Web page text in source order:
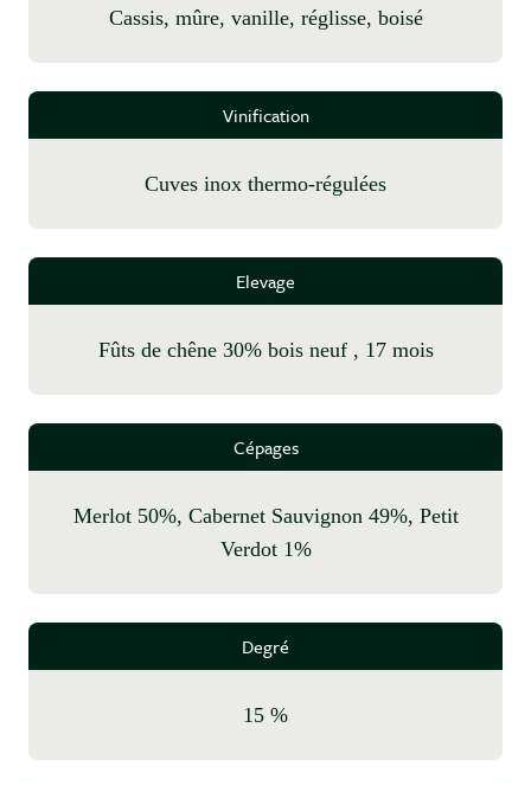
cassis, mûre, vanille, réglisse, boisé
Vinification
cuves inox thermo-régulées
Elevage
fûts de chêne 30% bois neuf , 17 mois
Cépages
Merlot 50%, Cabernet Sauvignon 49%, Petit
Verdot 1%
Degré
15 %